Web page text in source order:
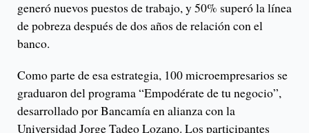
generó nuevos puestos de trabajo, y 50% superó la línea
de pobreza después de dos años de relación con el
banco.
Como parte de esa estrategia, 100 microempresarios se
graduaron del programa “Empodérate de tu negocio”,
desarrollado por Bancamía en alianza con la
Universidad Jorge Tadeo Lozano. Los participantes